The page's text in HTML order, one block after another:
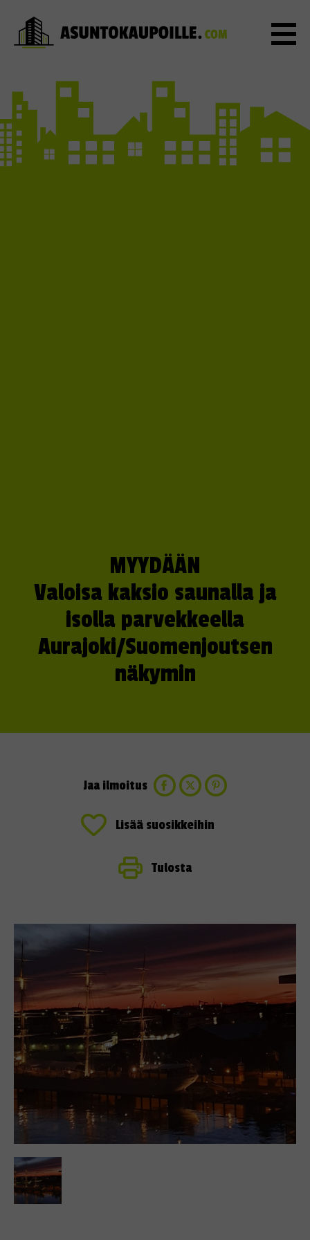
MYYDÄÄN
Valoisa kaksio saunalla ja
isolla parvekkeella
Aurajoki/Suomenjoutsen
näkymin
Jaa ilmoitus
Lisää suosikkeihin
Tulosta